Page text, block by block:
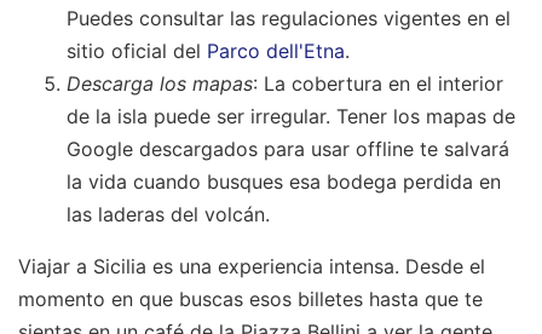
Puedes consultar las regulaciones vigentes en el
sitio oficial del Parco dell'Etna.
Descarga los mapas: La cobertura en el interior
de la isla puede ser irregular. Tener los mapas de
Google descargados para usar offline te salvará
la vida cuando busques esa bodega perdida en
las laderas del volcán.
Viajar a Sicilia es una experiencia intensa. Desde el
momento en que buscas esos billetes hasta que te